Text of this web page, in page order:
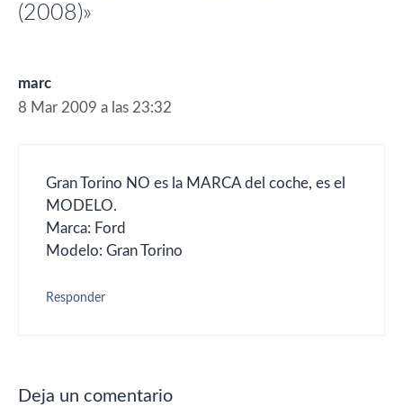
(2008)»
marc
8 Mar 2009 a las 23:32
Gran Torino NO es la MARCA del coche, es el
MODELO.
Marca: Ford
Modelo: Gran Torino
Responder
Deja un comentario